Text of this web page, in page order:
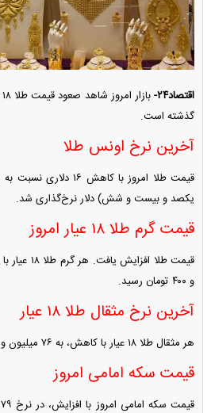
اقتصاد۲۴-
گذشته است.
آخرین نرخ اونس طلا
یکصد و بیست و شش) دلار نرخ‌گذاری شد.
قیمت گرم طلا ۱۸ عیار امروز
و ۴۰۰ تومان رسید.
آخرین نرخ مثقال طلا ۱۸ عیار
هر مثقال طلا ۱۸ عیار با کاهش، به ۷۶ میلیون و ۹۰۰ هزار تومان رسید.
قیمت سکه امامی امروز